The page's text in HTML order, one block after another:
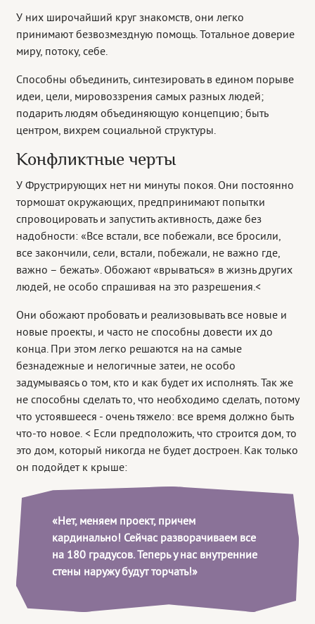
У них широчайший круг знакомств, они легко
принимают безвозмездную помощь. Тотальное доверие
миру, потоку, себе.
Способны объединить, синтезировать в едином порыве
идеи, цели, мировоззрения самых разных людей;
подарить людям объединяющую концепцию; быть
центром, вихрем социальной структуры.
Конфликтные черты
У Фрустрирующих нет ни минуты покоя. Они постоянно
тормошат окружающих, предпринимают попытки
спровоцировать и запустить активность, даже без
надобности: «Все встали, все побежали, все бросили,
все закончили, сели, встали, побежали, не важно где,
важно – бежать». Обожают «врываться» в жизнь других
людей, не особо спрашивая на это разрешения.<
Они обожают пробовать и реализовывать все новые и
новые проекты, и часто не способны довести их до
конца. При этом легко решаются на на самые
безнадежные и нелогичные затеи, не особо
задумываясь о том, кто и как будет их исполнять. Так же
не способны сделать то, что необходимо сделать, потому
что устоявшееся - очень тяжело: все время должно быть
что-то новое. < Если предположить, что строится дом, то
это дом, который никогда не будет достроен. Как только
он подойдет к крыше:
«Нет, меняем проект, причем
кардинально! Сейчас разворачиваем все
на 180 градусов. Теперь у нас внутренние
стены наружу будут торчать!»